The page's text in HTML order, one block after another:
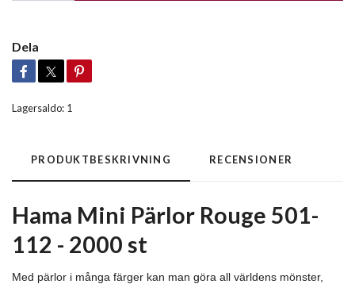
Dela
Lagersaldo: 1
PRODUKTBESKRIVNING RECENSIONER
Hama Mini Pärlor Rouge 501-
112 - 2000 st
Med pärlor i många färger kan man göra all världens mönster,